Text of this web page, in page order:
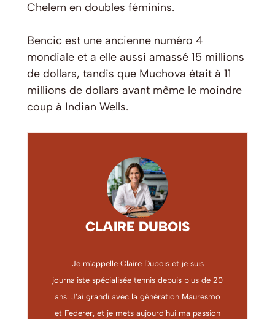
Chelem en doubles féminins.
Bencic est une ancienne numéro 4
mondiale et a elle aussi amassé 15 millions
de dollars, tandis que Muchova était à 11
millions de dollars avant même le moindre
coup à Indian Wells.
CLAIRE DUBOIS
Je m'appelle Claire Dubois et je suis
journaliste spécialisée tennis depuis plus de 20
ans. J’ai grandi avec la génération Mauresmo
et Federer, et je mets aujourd’hui ma passion